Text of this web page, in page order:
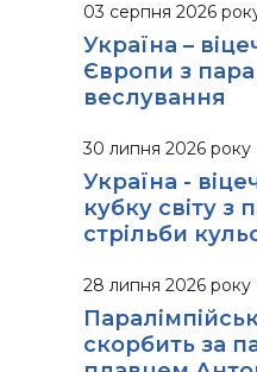
03 серпня 2026
Україна –
Європи з пара
веслування
30 липня 2026 року
Україна -
кубку світу з
стрільби
28 липня 2026 року
скорбить за